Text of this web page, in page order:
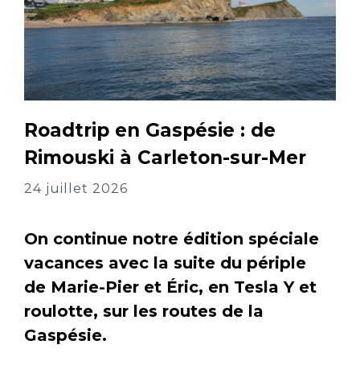
Roadtrip en Gaspésie : de
Rimouski à Carleton-sur-Mer
24 juillet 2026
On continue notre édition spéciale
vacances avec la suite du périple
de Marie-Pier et Éric, en Tesla Y et
roulotte, sur les routes de la
Gaspésie.